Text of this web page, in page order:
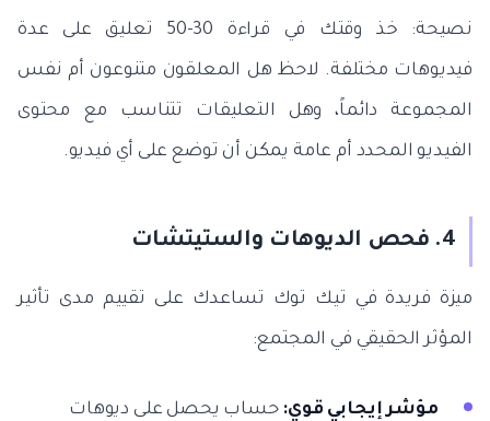
نصيحة: خذ وقتك في قراءة 30-50 تعليق على عدة
فيديوهات مختلفة. لاحظ هل المعلقون متنوعون أم نفس
المجموعة دائماً، وهل التعليقات تتناسب مع محتوى
الفيديو المحدد أم عامة يمكن أن توضع على أي فيديو.
4. فحص الديوهات والستيتشات
ميزة فريدة في تيك توك تساعدك على تقييم مدى تأثير
المؤثر الحقيقي في المجتمع:
مؤشر إيجابي قوي: حساب يحصل على ديوهات